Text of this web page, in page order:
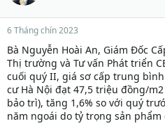
6 Tháng chín 2023
Bà Nguyễn Hoài An, Giám Đốc
Thị trường và Tư vấn Phát triển
cuối quý II, giá sơ cấp trung
cư Hà Nội đạt 47,5 triệu đồng/
bảo trì), tăng 1,6% so với quý
năm ngoái do tỷ trọng sản phẩm